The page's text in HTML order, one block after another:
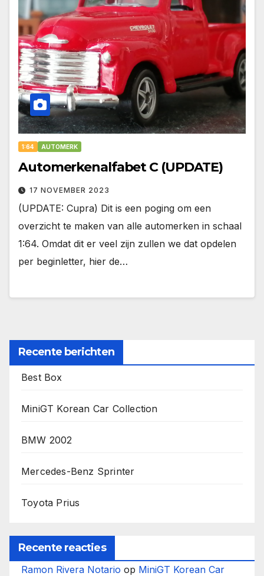
1:64 AUTOMERK
Automerkenalfabet C (UPDATE)
17 NOVEMBER 2023
(UPDATE: Cupra) Dit is een poging om een
overzicht te maken van alle automerken in schaal
1:64. Omdat dit er veel zijn zullen we dat opdelen
per beginletter, hier de…
Recente berichten
Best Box
MiniGT Korean Car Collection
BMW 2002
Mercedes-Benz Sprinter
Toyota Prius
Recente reacties
Ramon Rivera Notario op MiniGT Korean Car